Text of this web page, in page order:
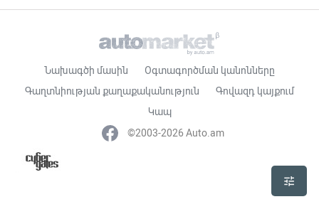

Նախագծի մասին
Օգտագործման կանոնները
Գաղտնիության քաղաքականություն
Գովազդ կայքում
Կապ
©2003-2026 Auto.am